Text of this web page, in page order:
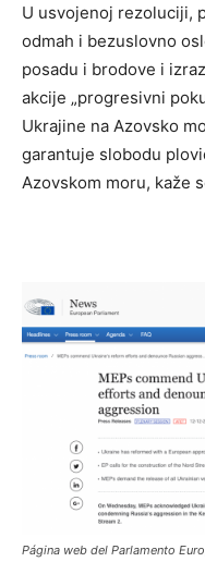
U usvojenoj rezoluciji,
odmah i bezuslovno
posadu i brodove i
akcije „progresivni
Ukrajine na Azovsko
garantuje slobodu
Azovskom moru, kaže
Página web del Parlamento